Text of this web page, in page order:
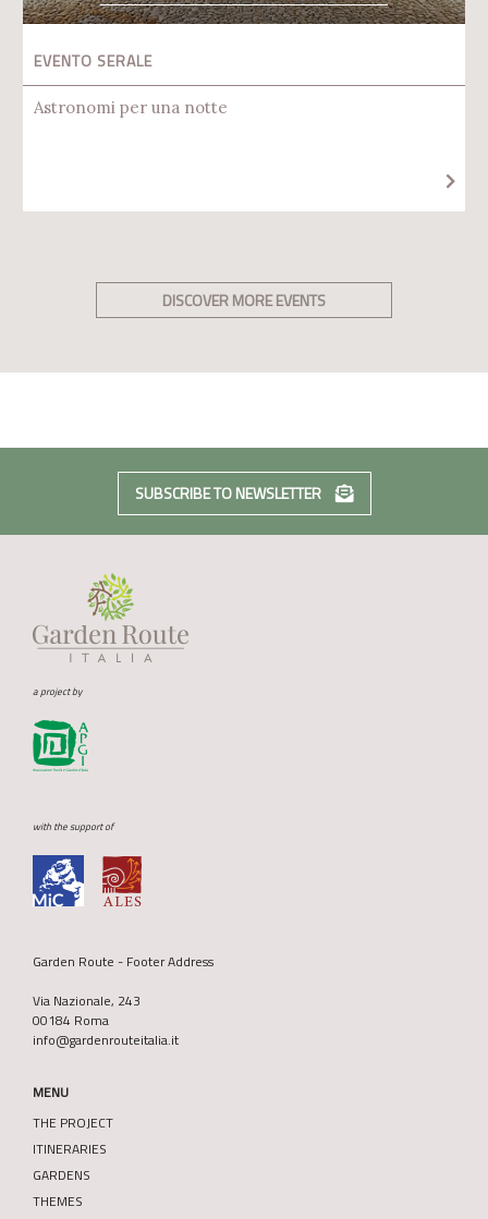
EVENTO SERALE
Astronomi per una notte
DISCOVER MORE EVENTS
SUBSCRIBE TO NEWSLETTER
a project by
with the support of
Garden Route - Footer Address
Via Nazionale, 243
00184 Roma
info@gardenrouteitalia.it
MENU
THE PROJECT
ITINERARIES
GARDENS
THEMES